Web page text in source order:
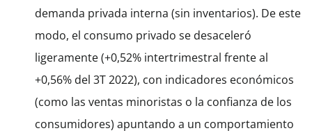
demanda privada interna (sin inventarios). De este
modo, el consumo privado se desaceleró
ligeramente (+0,52% intertrimestral frente al
+0,56% del 3T 2022), con indicadores económicos
(como las ventas minoristas o la confianza de los
consumidores) apuntando a un comportamiento